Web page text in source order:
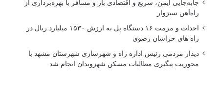
جابه‌جایی ایمن، سریع و اقتصادی بار و مسافر با بهره‌برداری از
راه‌آهن سبزوار
احداث و مرمت ۱۶ دستگاه پل به ارزش ۱۵۳۰ میلیارد ریال در
راه های خراسان رضوی
دیدار مردمی رئیس اداره راه و شهرسازی شهرستان مشهد با
محوریت پیگیری مطالبات مسکن شهروندان انجام شد